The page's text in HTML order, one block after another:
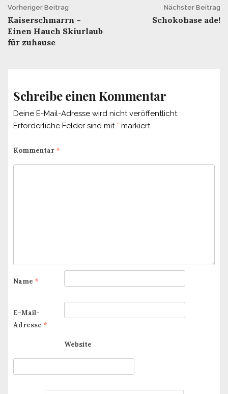
Beitrags-
Navigation
Vorheriger Beitrag
Kaiserschmarrn –
Einen Hauch Skiurlaub
für zuhause
Nächster Beitrag
Schokohase ade!
Schreibe einen Kommentar
Deine E-Mail-Adresse wird nicht veröffentlicht.
Erforderliche Felder sind mit * markiert
Kommentar *
Name *
E-Mail-
Adresse *
Website